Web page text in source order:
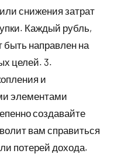
снижения затрат
Каждый рубль,
быть направлен на
целей. 3.
и
элементами
создавайте
вам справиться
потерей дохода.